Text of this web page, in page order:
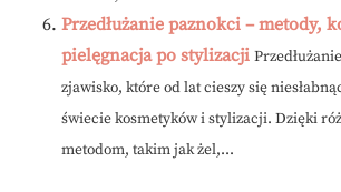
Przedłużanie paznokci – metody,
pielęgnacja po stylizacji
zjawisko, które od lat cieszy się
świecie kosmetyków i stylizacji. Dzięki
metodom, takim jak żel,...